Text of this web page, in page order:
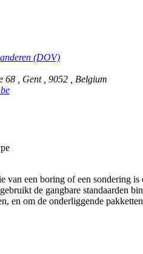
(DOV)
68 , Gent , 9052 , Belgium
van een boring of een sondering
de gangbare standaarden
en om de onderliggende